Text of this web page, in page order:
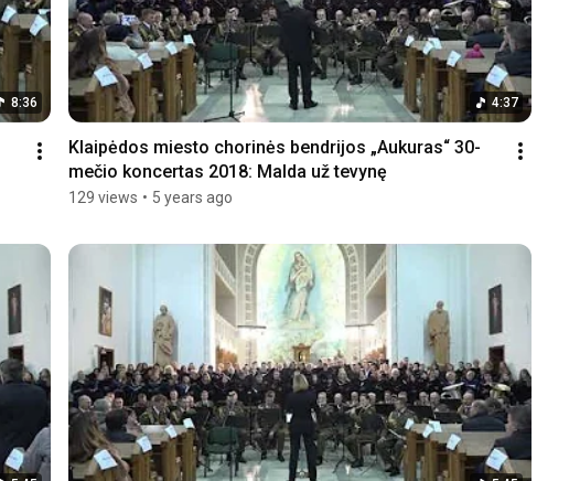
8:36 4:37
Klaipėdos miesto chorinės bendrijos „Aukuras“ 30-
mečio koncertas 2018: Malda už tevynę
129 views • 5 years ago